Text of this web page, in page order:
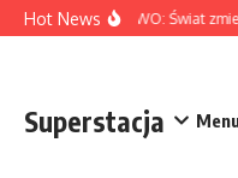
Skip to content
Hot NewsNA ŻYWO: Świat
Superstacja